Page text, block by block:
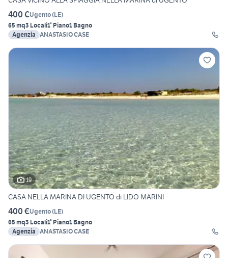
400 €Ugento(LE)
65 mq3 Locali1° Piano1 Bagno
Agenzia ANASTASIO CASE
19
CASA NELLA MARINA DI UGENTO di LIDO MARINI
400 €Ugento(LE)
65 mq3 Locali1° Piano1 Bagno
Agenzia ANASTASIO CASE